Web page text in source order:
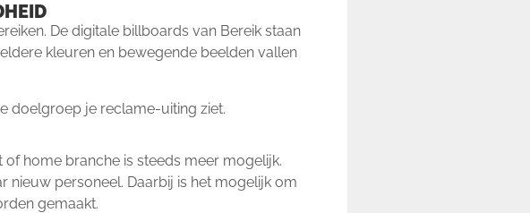
De digitale billboards van Bereik staan
kleuren en bewegende beelden vallen
doelgroep je reclame-uiting ziet.
home branche is steeds meer mogelijk.
nieuw personeel. Daarbij is het mogelijk om
gemaakt.